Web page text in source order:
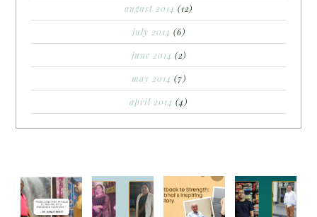
august 2014 (12)
july 2014 (6)
june 2014 (2)
may 2014 (7)
april 2014 (4)